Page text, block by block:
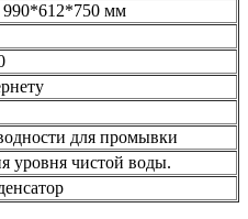
мм
для промывки
уровня чистой воды.